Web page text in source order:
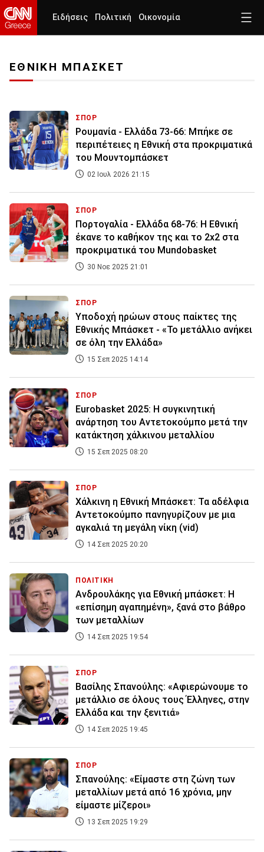
Ειδήσεις Πολιτική Οικονομία
ΕΘΝΙΚΗ ΜΠΑΣΚΕΤ
ΣΠΟΡ
Ρουμανία - Ελλάδα 73-66: Μπήκε σε
περιπέτειες η Εθνική στα προκριματικά
του Μουντομπάσκετ
02 Ιουλ 2026 21:15
ΣΠΟΡ
Πορτογαλία - Ελλάδα 68-76: Η Εθνική
έκανε το καθήκον της και το 2x2 στα
προκριματικά του Mundobasket
30 Νοε 2025 21:01
ΣΠΟΡ
Υποδοχή ηρώων στους παίκτες της
Εθνικής Μπάσκετ - «Το μετάλλιο ανήκει
σε όλη την Ελλάδα»
15 Σεπ 2025 14:14
ΣΠΟΡ
Eurobasket 2025: Η συγκινητική
ανάρτηση του Αντετοκούμπο μετά την
κατάκτηση χάλκινου μεταλλίου
15 Σεπ 2025 08:20
ΣΠΟΡ
Χάλκινη η Εθνική Μπάσκετ: Τα αδέλφια
Αντετοκούμπο πανηγυρίζουν με μια
αγκαλιά τη μεγάλη νίκη (vid)
14 Σεπ 2025 20:20
ΠΟΛΙΤΙΚΗ
Ανδρουλάκης για Εθνική μπάσκετ: Η
«επίσημη αγαπημένη», ξανά στο βάθρο
των μεταλλίων
14 Σεπ 2025 19:54
ΣΠΟΡ
Βασίλης Σπανούλης: «Αφιερώνουμε το
μετάλλιο σε όλους τους Έλληνες, στην
Ελλάδα και την ξενιτιά»
14 Σεπ 2025 19:45
ΣΠΟΡ
Σπανούλης: «Είμαστε στη ζώνη των
μεταλλίων μετά από 16 χρόνια, μην
είμαστε μίζεροι»
13 Σεπ 2025 19:29